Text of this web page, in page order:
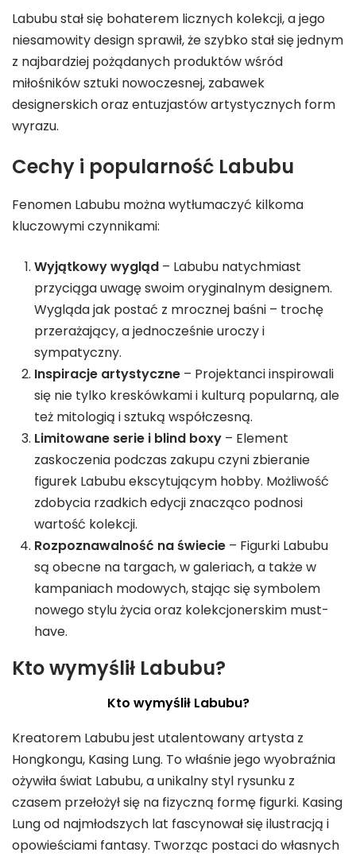
Labubu stał się bohaterem licznych kolekcji, a jego
niesamowity design sprawił, że szybko stał się jednym
z najbardziej pożądanych produktów wśród
miłośników sztuki nowoczesnej, zabawek
designerskich oraz entuzjastów artystycznych form
wyrazu.
Cechy i popularność Labubu
Fenomen Labubu można wytłumaczyć kilkoma
kluczowymi czynnikami:
Wyjątkowy wygląd – Labubu natychmiast
przyciąga uwagę swoim oryginalnym designem.
Wygląda jak postać z mrocznej baśni – trochę
przerażający, a jednocześnie uroczy i
sympatyczny.
Inspiracje artystyczne – Projektanci inspirowali
się nie tylko kreskówkami i kulturą popularną, ale
też mitologią i sztuką współczesną.
Limitowane serie i blind boxy – Element
zaskoczenia podczas zakupu czyni zbieranie
figurek Labubu ekscytującym hobby. Możliwość
zdobycia rzadkich edycji znacząco podnosi
wartość kolekcji.
Rozpoznawalność na świecie – Figurki Labubu
są obecne na targach, w galeriach, a także w
kampaniach modowych, stając się symbolem
nowego stylu życia oraz kolekcjonerskim must-
have.
Kto wymyślił Labubu?
Kto wymyślił Labubu?
Kreatorem Labubu jest utalentowany artysta z
Hongkongu, Kasing Lung. To właśnie jego wyobraźnia
ożywiła świat Labubu, a unikalny styl rysunku z
czasem przełożył się na fizyczną formę figurki. Kasing
Lung od najmłodszych lat fascynował się ilustracją i
opowieściami fantasy. Tworząc postaci do własnych